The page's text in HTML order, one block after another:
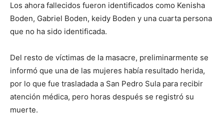
Los ahora fallecidos fueron identificados como Kenisha
Boden, Gabriel Boden, keidy Boden y una cuarta persona
que no ha sido identificada.
Del resto de víctimas de la masacre, preliminarmente se
informó que una de las mujeres había resultado herida,
por lo que fue trasladada a San Pedro Sula para recibir
atención médica, pero horas después se registró su
muerte.